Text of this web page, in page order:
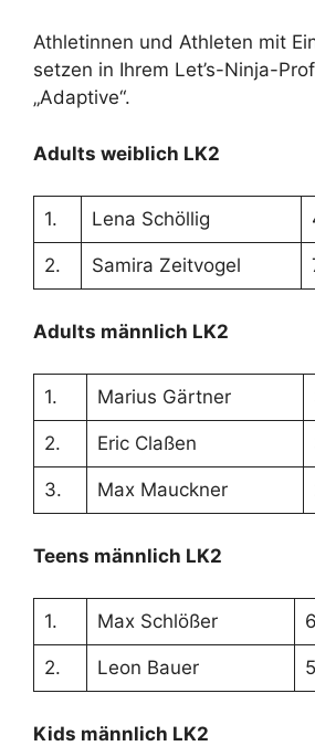
Athletinnen und Athleten mit
setzen in Ihrem Let’s-Ninja-
„Adaptive“.
Adults weiblich LK2
1. Lena Schöllig
2. Samira Zeitvogel
Adults männlich LK2
1. Marius Gärtner
2. Eric Claßen
3. Max Mauckner
Teens männlich LK2
1. Max Schlößer
2. Leon Bauer
Kids männlich LK2